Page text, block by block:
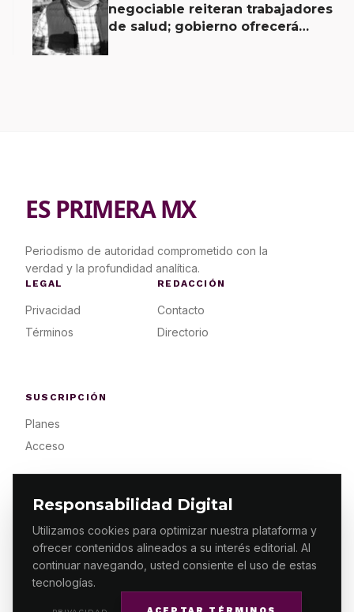
Responsabilidad Digital
Utilizamos cookies para optimizar nuestra plataforma y
ofrecer contenidos alineados a su interés editorial. Al
continuar navegando, usted consiente el uso de estas
tecnologías.
negociable reiteran trabajadores
de salud; gobierno ofrecerá
ES PRIMERA MX
Periodismo de autoridad comprometido con la
verdad y la profundidad analítica.
LEGAL
Privacidad
Términos
REDACCIÓN
Contacto
Directorio
SUSCRIPCIÓN
Planes
Acceso
© 2026 ES PRIMERA MX. ALGUNOS DERECHOS
RESERVADOS / DESIGNMAKING.MX